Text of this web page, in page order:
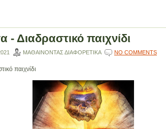
- Διαδραστικό παιχνίδι
ΜΑΘΑΙΝΟΝΤΑΣ ΔΙΑΦΟΡΕΤΙΚΑ NO COMMENTS
παιχνίδι